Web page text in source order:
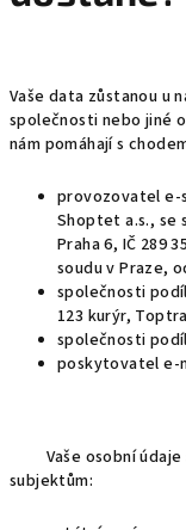
Vaše data zůstanou u
společnosti nebo jiné
nám pomáhají s
provozovatel e-
Shoptet a.s., se
Praha 6, IČ 289
soudu v Praze,
společnosti
123 kurýr,
společnosti
poskytovatel e-
Vaše osobní údaje
subjektům: